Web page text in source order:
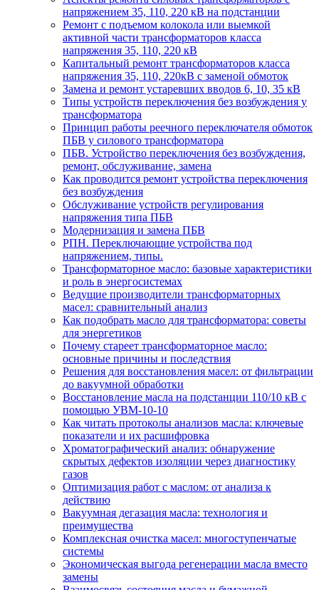
напряжением 35, 110, 220 кВ на подстанции
Ремонт с подъемом колокола или выемкой
активной части трансформаторов класса
напряжения 35, 110, 220 кВ
Капитальный ремонт трансформаторов класса
напряжения 35, 110, 220кВ с заменой обмоток
Замена и ремонт устаревших вводов 6, 10, 35 кВ
Типы устройств переключения без возбуждения у
трансформатора
Принцип работы реечного переключателя обмоток
ПБВ у силового трансформатора
ПБВ. Устройство переключения без возбуждения,
ремонт, обслуживание, замена
Как проводится ремонт устройства переключения
без возбуждения
Обслуживание устройств регулирования
напряжения типа ПБВ
Модернизация и замена ПБВ
РПН. Переключающие устройства под
напряжением, типы.
Трансформаторное масло: базовые характеристики
и роль в энергосистемах
Ведущие производители трансформаторных
масел: сравнительный анализ
Как подобрать масло для трансформатора: советы
для энергетиков
Почему стареет трансформаторное масло:
основные причины и последствия
Решения для восстановления масел: от фильтрации
до вакуумной обработки
Восстановление масла на подстанции 110/10 кВ с
помощью УВМ-10-10
Как читать протоколы анализов масла: ключевые
показатели и их расшифровка
Хроматографический анализ: обнаружение
скрытых дефектов изоляции через диагностику
газов
Оптимизация работ с маслом: от анализа к
действию
Вакуумная дегазация масла: технология и
преимущества
Комплексная очистка масел: многоступенчатые
системы
Экономическая выгода регенерации масла вместо
замены